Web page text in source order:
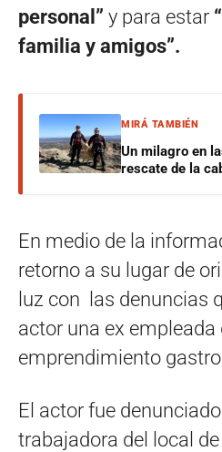
personal” y para estar
familia y amigos”.
MIRÁ TAMBIÉN
Un milagro en
rescate de la
En medio de la
retorno a su lugar de
luz con las denuncias
actor una ex empleada
emprendimiento
El actor fue
trabajadora del local